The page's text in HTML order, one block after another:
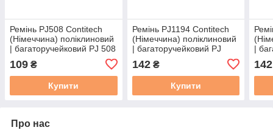
Ремінь PJ508 Contitech
(Німеччина) поліклиновий
| багаторучейковий PJ 508
109 ₴
Купити
Ремінь PJ1194 Contitech
(Німеччина) поліклиновий
| багаторучейковий PJ
ребро)
142₴
Купити
|
142
Про нас